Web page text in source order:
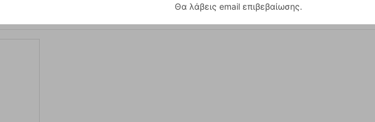
Θα λάβεις email επιβεβαίωσης.